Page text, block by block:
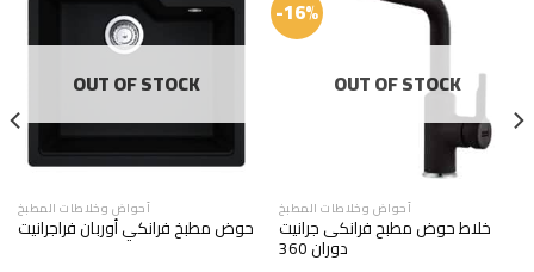
OUT OF STOCK
أحواض وخلاطات المطبخ
حوض مطبخ فرانكي أوربان فراجرانيت
-16%
OUT OF STOCK
أحواض وخلاطات المطبخ
خلاط حوض مطبح فرانكى جرانيت
دوران 360